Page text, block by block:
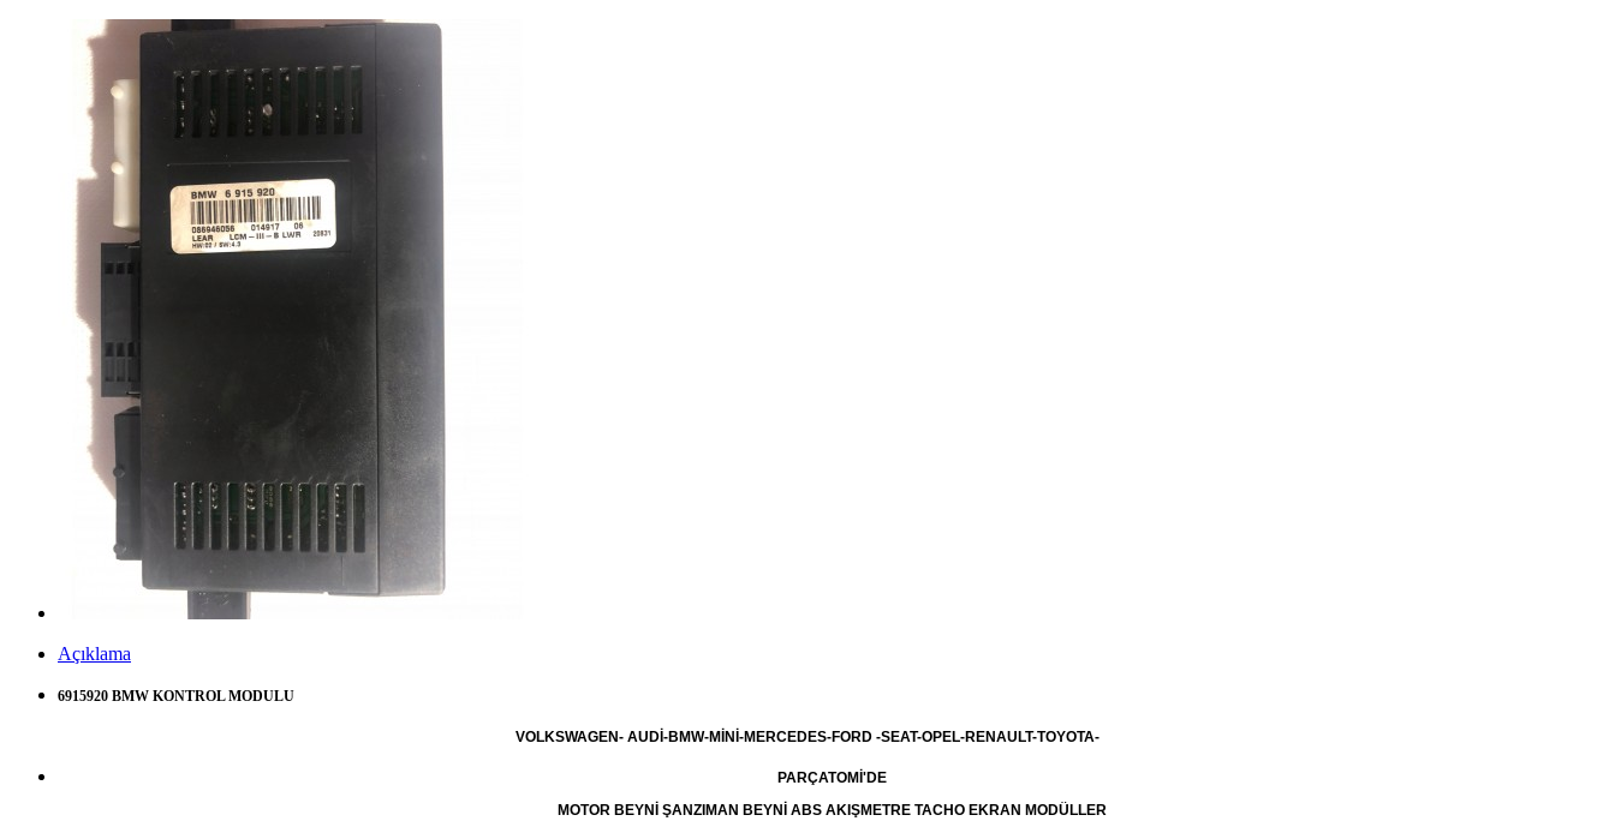
Açıklama
6915920 BMW KONTROL MODULU
VOLKSWAGEN- AUDİ-BMW-MİNİ-MERCEDES-FORD -SEAT-OPEL-RENAULT-TOYOTA-
PARÇATOMİ'DE
MOTOR BEYNİ ŞANZIMAN BEYNİ ABS AKIŞMETRE TACHO EKRAN MODÜLLER